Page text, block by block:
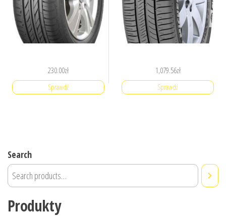
230.00zł
Sprawdź
1,079.56zł
Sprawdź
Search
Produkty